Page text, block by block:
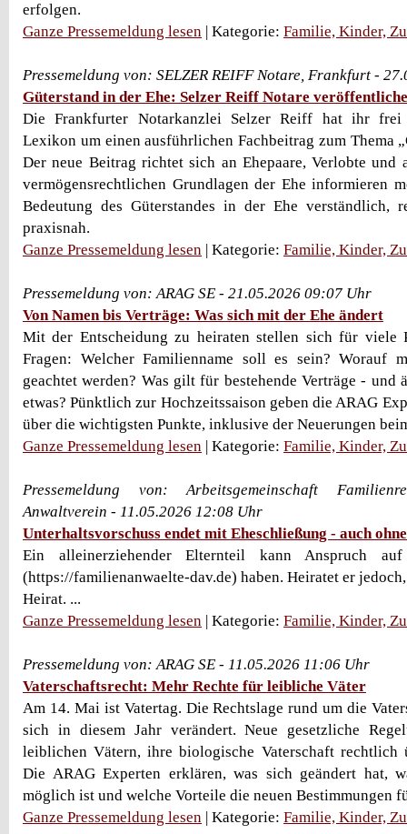
erfolgen.
Ganze Pressemeldung lesen | Kategorie: Familie, Kinder,
Pressemeldung von: SELZER REIFF Notare, Frankfurt -
Güterstand in der Ehe: Selzer Reiff Notare
Die Frankfurter Notarkanzlei Selzer Reiff hat ihr frei
Lexikon um einen ausführlichen Fachbeitrag zum Thema
Der neue Beitrag richtet sich an Ehepaare, Verlobte und
vermögensrechtlichen Grundlagen der Ehe informieren
Bedeutung des Güterstandes in der Ehe verständlich,
praxisnah.
Ganze Pressemeldung lesen | Kategorie: Familie, Kinder,
Pressemeldung von: ARAG SE - 21.05.2026 09:07 Uhr
Von Namen bis Verträge: Was sich mit der Ehe ändert
Mit der Entscheidung zu heiraten stellen sich für viele
Fragen: Welcher Familienname soll es sein? Worauf
geachtet werden? Was gilt für bestehende Verträge - und
etwas? Pünktlich zur Hochzeitssaison geben die ARAG
über die wichtigsten Punkte, inklusive der Neuerungen
Ganze Pressemeldung lesen | Kategorie: Familie, Kinder,
Pressemeldung von: Arbeitsgemeinschaft
Anwaltverein - 11.05.2026 12:08 Uhr
Unterhaltsvorschuss endet mit Eheschließung - auch
Ein alleinerziehender Elternteil kann Anspruch auf
(https://familienanwaelte-dav.de) haben. Heiratet er
Heirat. ...
Ganze Pressemeldung lesen | Kategorie: Familie, Kinder,
Pressemeldung von: ARAG SE - 11.05.2026 11:06 Uhr
Vaterschaftsrecht: Mehr Rechte für leibliche Väter
Am 14. Mai ist Vatertag. Die Rechtslage rund um die
sich in diesem Jahr verändert. Neue gesetzliche
leiblichen Vätern, ihre biologische Vaterschaft rechtlich
Die ARAG Experten erklären, was sich geändert hat,
möglich ist und welche Vorteile die neuen Bestimmungen
Ganze Pressemeldung lesen | Kategorie: Familie, Kinder,